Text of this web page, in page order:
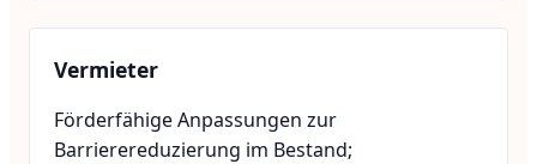
Vermieter
Förderfähige Anpassungen zur
Barrierereduzierung im Bestand;